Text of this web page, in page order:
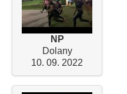
NP
Dolany
10. 09. 2022